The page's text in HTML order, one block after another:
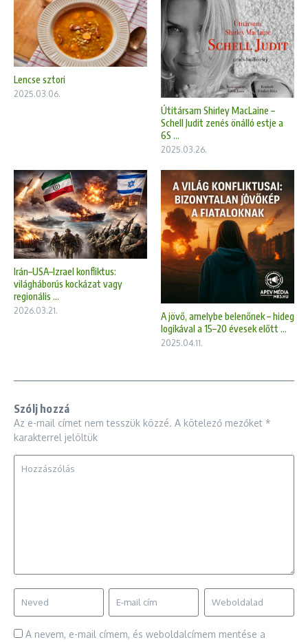
Lencse sztori
2025.03.06.
Útitársam Shirley MacLaine –
Schell Judit zenés önálló estje a
6S ...
2025.03.26.
Irán–USA–Izrael konfliktus:
világháborús kockázat vagy
regionális ...
2026.03.21.
A jövő, amelybe belenőnek – hideg
logikával a 15–20 évesek előtt ...
2025.04.11.
Szólj hozzá
Az e-mail címet nem tesszük közzé. A kötelező mezőket *
karakterrel jelöltük
A nevem, e-mail címem, és weboldalcímem mentése a